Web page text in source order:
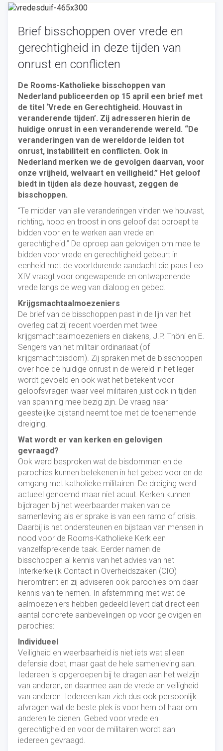
Brief bisschoppen over vrede en
gerechtigheid in deze tijden van
onrust en conflicten
De Rooms-Katholieke bisschoppen van
Nederland publiceerden op 15 april een brief met
de titel ‘Vrede en Gerechtigheid. Houvast in
veranderende tijden’. Zij adresseren hierin de
huidige onrust in een veranderende wereld. “De
veranderingen van de wereldorde leiden tot
onrust, instabiliteit en conflicten. Ook in
Nederland merken we de gevolgen daarvan, voor
onze vrijheid, welvaart en veiligheid.” Het geloof
biedt in tijden als deze houvast, zeggen de
bisschoppen.
“Te midden van alle veranderingen vinden we houvast,
richting, hoop en troost in ons geloof dat oproept te
bidden voor en te werken aan vrede en
gerechtigheid.” De oproep aan gelovigen om mee te
bidden voor vrede en gerechtigheid gebeurt in
eenheid met de voortdurende aandacht die paus Leo
XIV vraagt voor ongewapende en ontwapenende
vrede langs de weg van dialoog en gebed.
Krijgsmachtaalmoezeniers
De brief van de bisschoppen past in de lijn van het
overleg dat zij recent voerden met twee
krijgsmachtaalmoezeniers en diakens, J.P. Thöni en E.
Sengers van het militair ordinariaat (of
krijgsmachtbisdom). Zij spraken met de bisschoppen
over hoe de huidige onrust in de wereld in het leger
wordt gevoeld en ook wat het betekent voor
geloofsvragen waar veel militairen juist ook in tijden
van spanning mee bezig zijn. De vraag naar
geestelijke bijstand neemt toe met de toenemende
dreiging.
Wat wordt er van kerken en gelovigen
gevraagd?
Ook werd besproken wat de bisdommen en de
parochies kunnen betekenen in het gebed voor en de
omgang met katholieke militairen. De dreiging werd
actueel genoemd maar niet acuut. Kerken kunnen
bijdragen bij het weerbaarder maken van de
samenleving als er sprake is van een ramp of crisis.
Daarbij is het ondersteunen en bijstaan van mensen in
nood voor de Rooms-Katholieke Kerk een
vanzelfsprekende taak. Eerder namen de
bisschoppen al kennis van het advies van het
Interkerkelijk Contact in Overheidszaken (CIO)
hieromtrent en zij adviseren ook parochies om daar
kennis van te nemen. In afstemming met wat de
aalmoezeniers hebben gedeeld levert dat direct een
aantal concrete aanbevelingen op voor gelovigen en
parochies:
Individueel
Veiligheid en weerbaarheid is niet iets wat alleen
defensie doet, maar gaat de hele samenleving aan.
Iedereen is opgeroepen bij te dragen aan het welzijn
van anderen, en daarmee aan de vrede en veiligheid
van anderen. Iedereen kan zich dus ook persoonlijk
afvragen wat de beste plek is voor hem of haar om
anderen te dienen. Gebed voor vrede en
gerechtigheid en voor de militairen wordt aan
iedereen gevraagd.